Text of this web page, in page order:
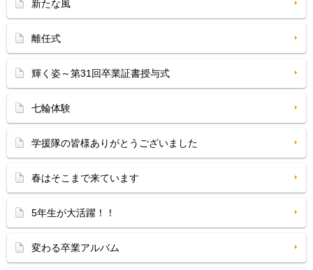
新たな風
離任式
輝く姿～第31回卒業証書授与式
七輪体験
学援隊の皆様ありがとうございました
春はそこまで来ています
5年生が大活躍！！
変わる卒業アルバム